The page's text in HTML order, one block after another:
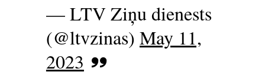
— LTV Ziņu dienests
(@ltvzinas) May 11,
2023